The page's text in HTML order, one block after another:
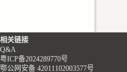
相关链接
Q&A
粤ICP备2024289770号
鄂公网安备 42011102003577号